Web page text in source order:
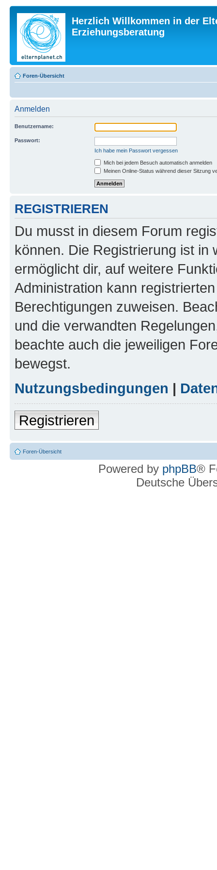
Herzlich Willkommen in der
Erziehungsberatung
Foren-Übersicht
Anmelden
Benutzername:
Passwort:
Ich habe mein Passwort vergessen
Mich bei jedem Besuch automatisch anmelden
Meinen Online-Status während dieser Sitzung
REGISTRIEREN
Du musst in diesem Forum
können. Die Registrierung ist in
ermöglicht dir, auf weitere
Administration kann
Berechtigungen zuweisen.
und die verwandten
beachte auch die jeweiligen
bewegst.
Nutzungsbedingungen |
Registrieren
Foren-Übersicht
Powered by phpBB®
Deutsche